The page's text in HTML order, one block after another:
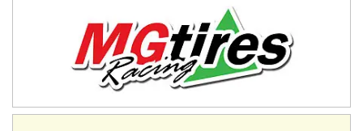
SUR SANTAFESINO - F4
José Samuel Sánchez (Tierra)
Rufino (Santa Fe)
TUCUMANO - F5
Juan Navarro (Asfalto)